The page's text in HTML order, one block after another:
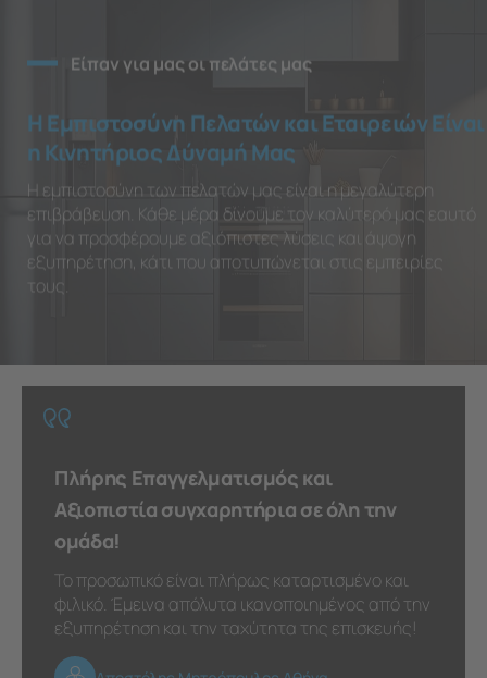
Είπαν για μας οι πελάτες μας
Η Εμπιστοσύνη Πελατών και Εταιρειών Είναι
η Κινητήριος Δύναμή Μας
Η εμπιστοσύνη των πελατών μας είναι η μεγαλύτερη
επιβράβευση. Κάθε μέρα δίνουμε τον καλύτερό μας εαυτό
για να προσφέρουμε αξιόπιστες λύσεις και άψογη
εξυπηρέτηση, κάτι που αποτυπώνεται στις εμπειρίες
τους.
Πλήρης Επαγγελματισμός και
Αξιοπιστία συγχαρητήρια σε όλη την
ομάδα!
Το προσωπικό είναι πλήρως καταρτισμένο και
φιλικό. Έμεινα απόλυτα ικανοποιημένος από την
εξυπηρέτηση και την ταχύτητα της επισκευής!